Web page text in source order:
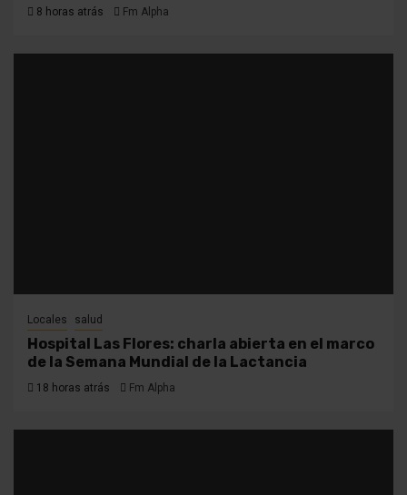
8 horas atrás Fm Alpha
Locales salud
Hospital Las Flores: charla abierta en el marco
de la Semana Mundial de la Lactancia
18 horas atrás Fm Alpha